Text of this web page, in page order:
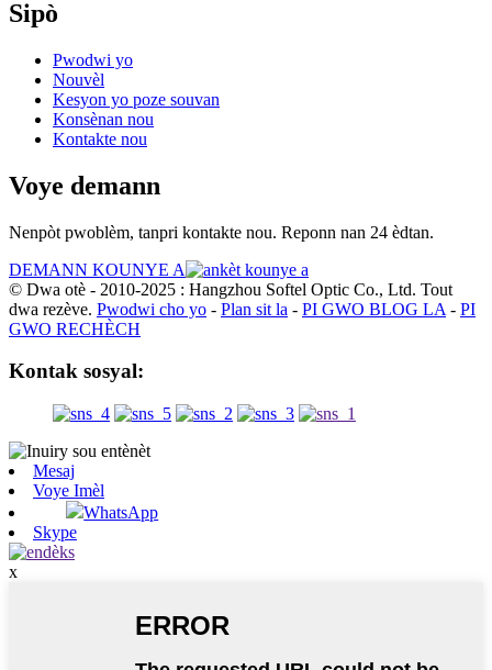
Sipò
Pwodwi yo
Nouvèl
Kesyon yo poze souvan
Konsènan nou
Kontakte nou
Voye demann
Nenpòt pwoblèm, tanpri kontakte nou. Reponn nan 24 èdtan.
DEMANN KOUNYE A
© Dwa otè - 2010-2025 : Hangzhou Softel Optic Co., Ltd. Tout
dwa rezève. Pwodwi cho yo - Plan sit la - PI GWO BLOG LA - PI
GWO RECHÈCH
Kontak sosyal:
Mesaj
Voye Imèl
WhatsApp
Skype
x